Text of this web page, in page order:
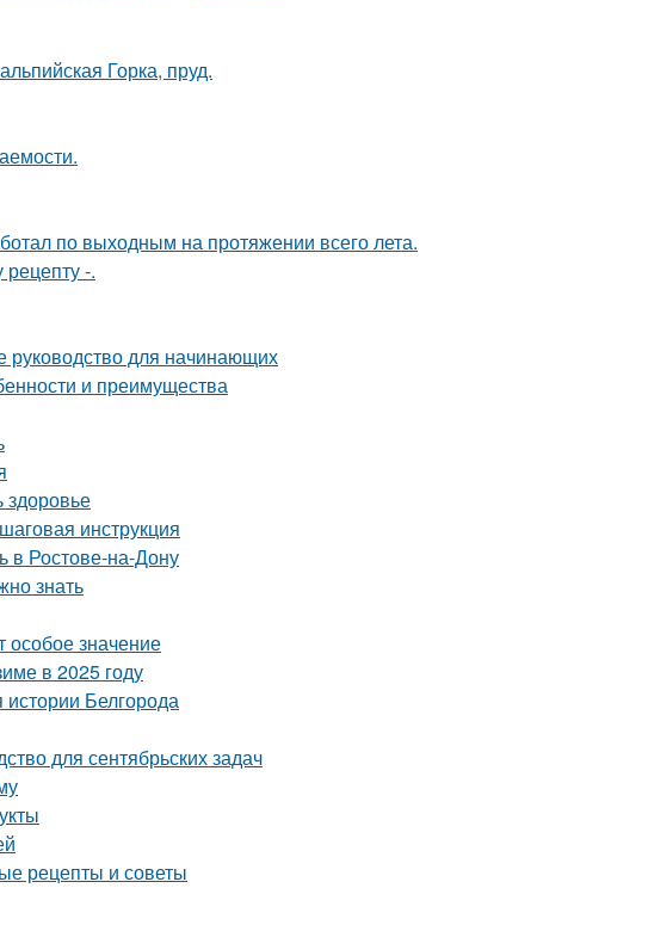
Горка, пруд.
по выходным на протяжении всего лета.
-.
руководство для начинающих
и преимущества
здоровье
инструкция
в Ростове-на-Дону
знать
особое значение
в 2025 году
Белгорода
для сентябрьских задач
рецепты и советы